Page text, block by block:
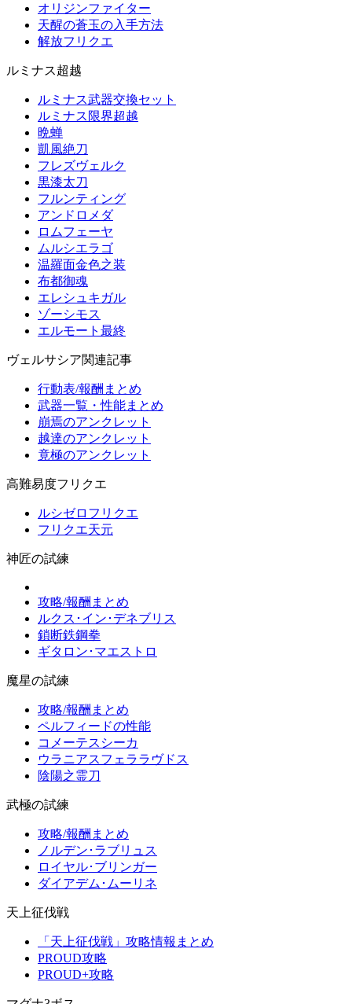
オリジンファイター
天醒の蒼玉の入手方法
解放フリクエ
ルミナス超越
ルミナス武器交換セット
ルミナス限界超越
晩蝉
凱風絶刀
フレズヴェルク
黒漆太刀
フルンティング
アンドロメダ
ロムフェーヤ
ムルシエラゴ
温羅面金色之装
布都御魂
エレシュキガル
ゾーシモス
エルモート最終
ヴェルサシア関連記事
行動表/報酬まとめ
武器一覧・性能まとめ
崩焉のアンクレット
越達のアンクレット
竟極のアンクレット
高難易度フリクエ
ルシゼロフリクエ
フリクエ天元
神匠の試練
攻略/報酬まとめ
ルクス･イン･デネブリス
鎖断鉄鋼拳
ギタロン･マエストロ
魔星の試練
攻略/報酬まとめ
ペルフィードの性能
コメーテスシーカ
ウラニアスフェララヴドス
陰陽之霊刀
武極の試練
攻略/報酬まとめ
ノルデン･ラブリュス
ロイヤル･ブリンガー
ダイアデム･ムーリネ
天上征伐戦
「天上征伐戦」攻略情報まとめ
PROUD攻略
PROUD+攻略